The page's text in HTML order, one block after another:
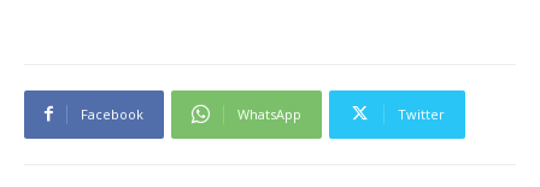
Facebook WhatsApp Twitter